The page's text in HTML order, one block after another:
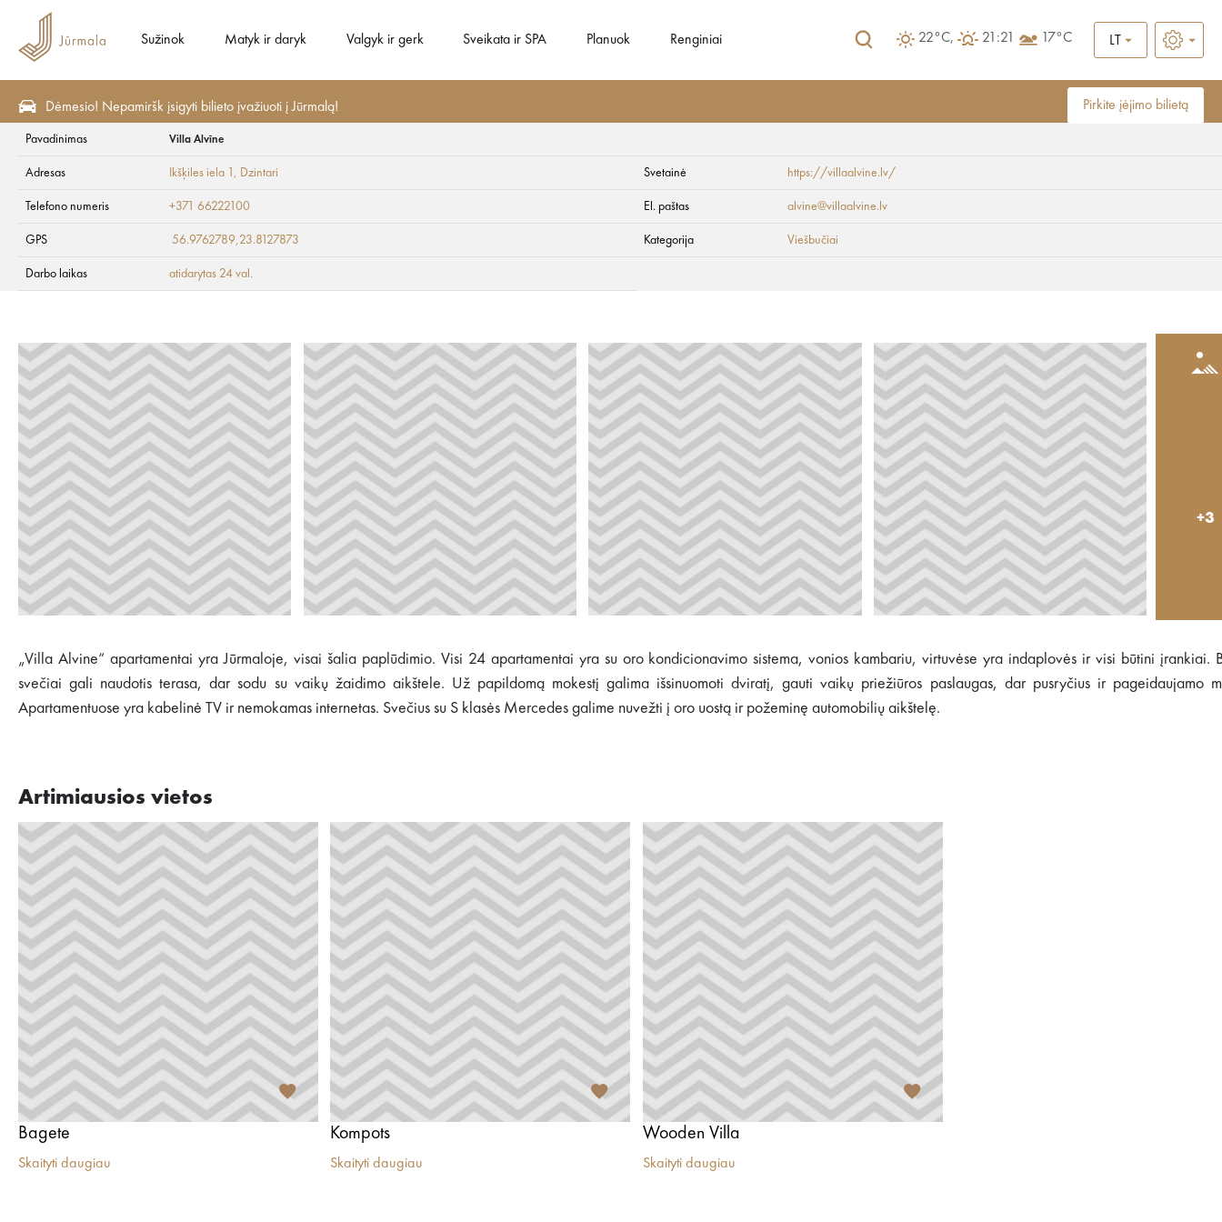
Sužinok Matyk ir daryk Valgyk ir gerk Sveikata ir SPA Planuok Renginiai 22°C, 21:21 17°C LT
Dėmesio! Nepamiršk įsigyti bilieto įvažiuoti į Jūrmalą! Pirkite įėjimo bilietą
Villa Alvīne
Pavadinimas Villa Alvīne
Adresas Ikšķiles iela 1 , Dzintari Svetainė https://villaalvine.lv/
Telefono numeris +371 66222100 El. paštas alvine@villaalvine.lv
GPS 56.9762789,23.8127873 Kategorija Viešbučiai
Darbo laikas atidarytas 24 val.
+3
„Villa Alvine“ apartamentai yra Jūrmaloje, visai šalia paplūdimio. Visi 24 apartamentai yra su oro kondicionavimo sistema, vonios kambariu, virtuvėse yra indaplovės ir visi būtini įrankiai.
svečiai gali naudotis terasa, dar sodu su vaikų žaidimo aikštele. Už papildomą mokestį galima išsinuomoti dviratį, gauti vaikų priežiūros paslaugas, dar pusryčius ir pageidaujamo
Apartamentuose yra kabelinė TV ir nemokamas internetas. Svečius su S klasės Mercedes galime nuvežti į oro uostą ir požeminę automobilių aikštelę.
Artimiausios vietos
Bagete
Skaityti daugiau
Kompots
Skaityti daugiau
Wooden Villa
Skaityti daugiau